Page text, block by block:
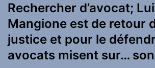
Rechercher d’avocat;
Mangione est de retour
justice et pour le
avocats misent sur…